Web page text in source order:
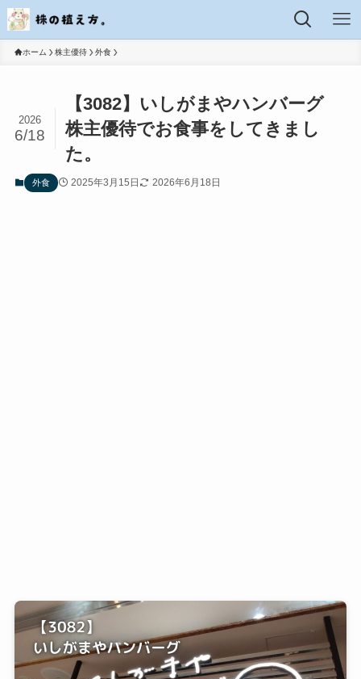
ホーム 株主優待 外食
【3082】いしがまやハンバーグ
株主優待でお食事をしてきまし
た。
2026
6/18
外食 2025年3月15日 2026年6月18日